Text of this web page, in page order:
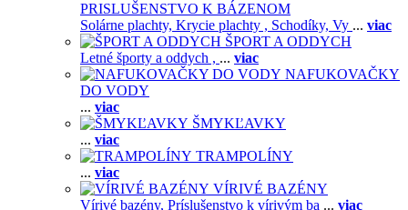
PRISLUŠENSTVO K BÁZENOM
Solárne plachty, Krycie plachty , Schodíky, Vy ... viac
ŠPORT A ODDYCH
Letné športy a oddych , ... viac
NAFUKOVAČKY
DO VODY
... viac
ŠMYKĽAVKY
... viac
TRAMPOLÍNY
... viac
VÍRIVÉ BAZÉNY
Vírivé bazény, Príslušenstvo k vírivým ba ... viac